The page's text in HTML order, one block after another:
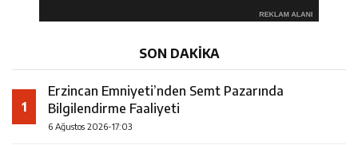
SON DAKİKA
1
Erzincan Emniyeti’nden Semt Pazarında
Bilgilendirme Faaliyeti
6 Ağustos 2026-17:03